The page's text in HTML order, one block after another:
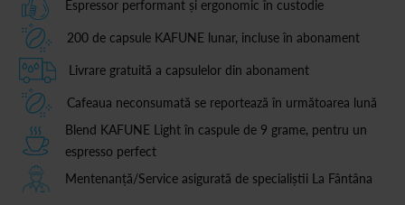
Espressor performant și ergonomic în custodie
200 de capsule KAFUNE lunar, incluse în abonament
Livrare gratuită a capsulelor din abonament
Cafeaua neconsumată se reportează în următoarea lună
Blend KAFUNE Light în caspule de 9 grame, pentru un
espresso perfect
Mentenanță/Service asigurată de specialiștii La Fântâna